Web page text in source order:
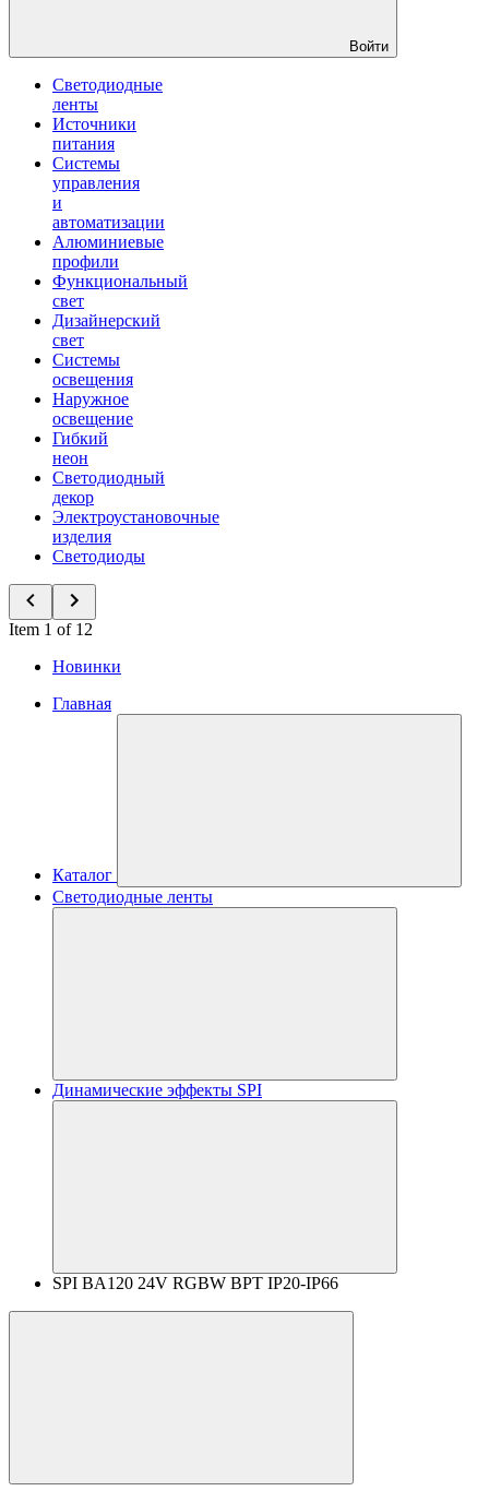
Войти
Светодиодные
ленты
Источники
питания
Системы
управления
и
автоматизации
Алюминиевые
профили
Функциональный
свет
Дизайнерский
свет
Системы
освещения
Наружное
освещение
Гибкий
неон
Светодиодный
декор
Электроустановочные
изделия
Светодиоды
Item 1 of 12
Новинки
Главная
Каталог
Светодиодные ленты
Динамические эффекты SPI
SPI BA120 24V RGBW BPT IP20-IP66